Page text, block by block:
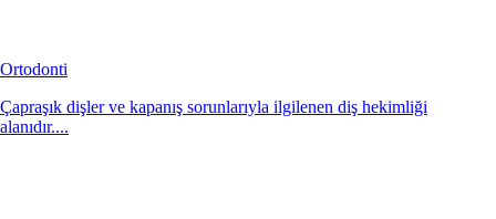
Ortodonti
Çapraşık dişler ve kapanış sorunlarıyla ilgilenen diş hekimliği
alanıdır....